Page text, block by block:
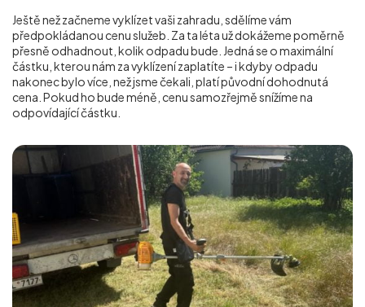
Ještě než začneme vyklízet vaši zahradu, sdělíme vám
předpokládanou cenu služeb. Za ta léta už dokážeme poměrně
přesně odhadnout, kolik odpadu bude. Jedná se o maximální
částku, kterou nám za vyklízení zaplatíte – i kdyby odpadu
nakonec bylo více, než jsme čekali, platí původní dohodnutá
cena. Pokud ho bude méně, cenu samozřejmě snížíme na
odpovídající částku.